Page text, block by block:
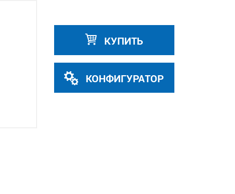
КУПИТЬ
КОНФИГУРАТОР